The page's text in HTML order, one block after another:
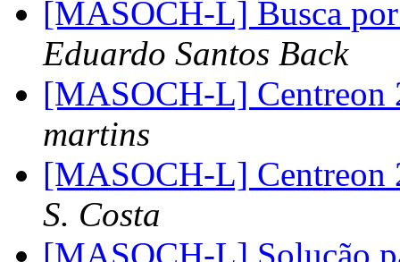
[MASOCH-L] Busca
Eduardo Santos Back
[MASOCH-L] Centreon
martins
[MASOCH-L] Centreon
S. Costa